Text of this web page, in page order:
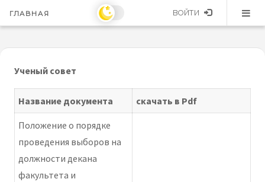
ГЛАВНАЯ ВОЙТИ
Ученый совет
Название документа скачать в Pdf
Положение о порядке
проведения выборов на
должности декана
факультета и